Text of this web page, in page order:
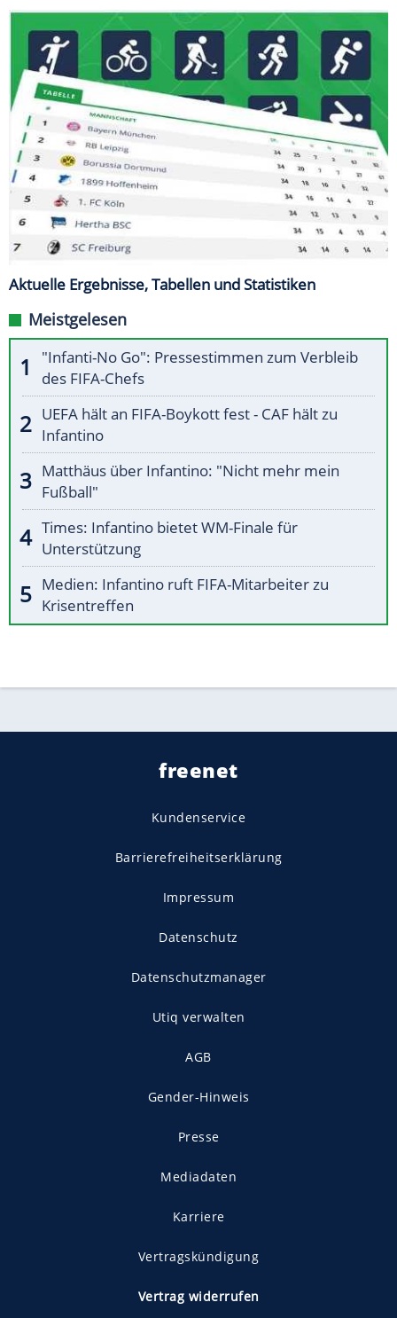
Aktuelle Ergebnisse, Tabellen und Statistiken
Meistgelesen
"Infanti-No Go": Pressestimmen zum Verbleib
des FIFA-Chefs
UEFA hält an FIFA-Boykott fest - CAF hält zu
Infantino
Matthäus über Infantino: "Nicht mehr mein
Fußball"
Times: Infantino bietet WM-Finale für
Unterstützung
Medien: Infantino ruft FIFA-Mitarbeiter zu
Krisentreffen
freenet
Kundenservice
Barrierefreiheitserklärung
Impressum
Datenschutz
Datenschutzmanager
Utiq verwalten
AGB
Gender-Hinweis
Presse
Mediadaten
Karriere
Vertragskündigung
Vertrag widerrufen